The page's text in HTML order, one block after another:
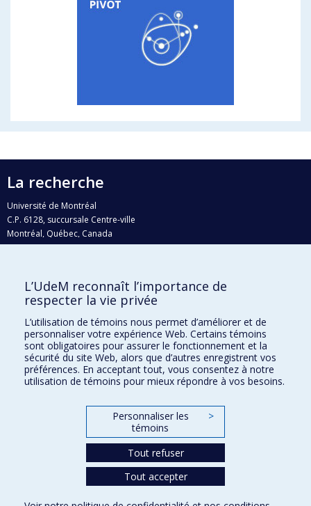
La recherche
Université de Montréal
C.P. 6128, succursale Centre-ville
Montréal, Québec, Canada
H3C 3J7
Qui fait quoi?
Nous trouver
Plan du site
Accessibilité
L’UdeM reconnaît l’importance de
respecter la vie privée
L’utilisation de témoins nous permet d’améliorer et de
personnaliser votre expérience Web. Certains témoins
sont obligatoires pour assurer le fonctionnement et la
sécurité du site Web, alors que d’autres enregistrent vos
préférences. En acceptant tout, vous consentez à notre
utilisation de témoins pour mieux répondre à vos besoins.
Personnaliser les
témoins
>
Tout refuser
Tout accepter